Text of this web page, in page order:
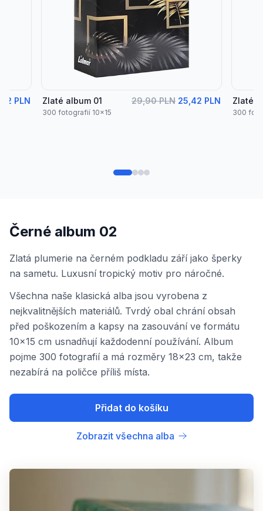
Zlaté album 01 29,90 PLN 25,42 PLN
300 fotografií 10x15
Zlaté
300
PLN
Černé album 02
Zlatá plumerie na černém podkladu září jako šperky
na sametu. Luxusní tropický motiv pro náročné.
Všechna naše klasická alba jsou vyrobena z
nejkvalitnějších materiálů. Tvrdý obal chrání obsah
před poškozením a kapsy na zasouvání ve formátu
10x15 cm usnadňují každodenní používání. Album
pojme 300 fotografií a má rozměry 18x23 cm, takže
nezabírá na poličce příliš místa.
Přidat do košíku
Zobrazit všechna alba